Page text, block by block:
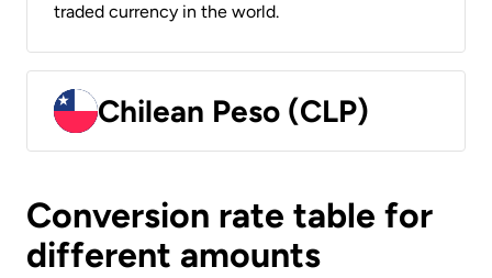
traded currency in the world.
Chilean Peso (CLP)
Conversion rate table for
different amounts